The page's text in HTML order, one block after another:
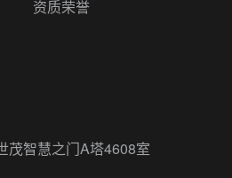
资质荣誉
茂智慧之门A塔4608室